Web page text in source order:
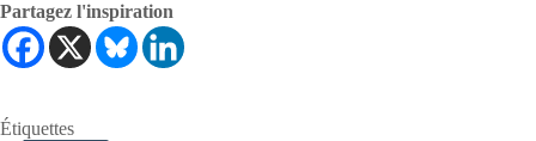
Partagez l'inspiration
Étiquettes